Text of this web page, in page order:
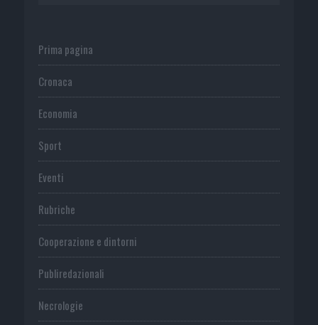
Prima pagina
Cronaca
Economia
Sport
Eventi
Rubriche
Cooperazione e dintorni
Publiredazionali
Necrologie